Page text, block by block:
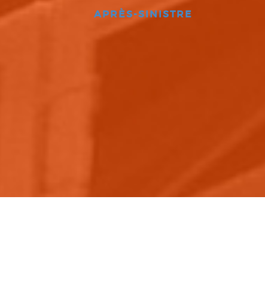
APRÈS-SINISTRE